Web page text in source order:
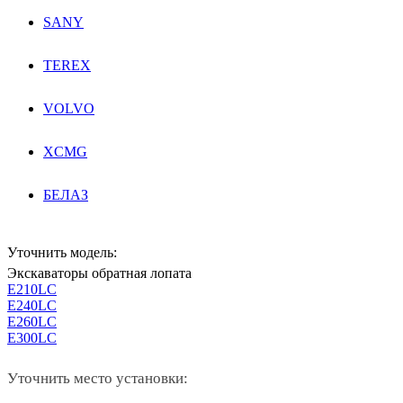
SANY
TEREX
VOLVO
XCMG
БЕЛАЗ
Уточнить модель:
Экскаваторы обратная лопата
E210LC
E240LC
E260LC
E300LC
Уточнить место установки: